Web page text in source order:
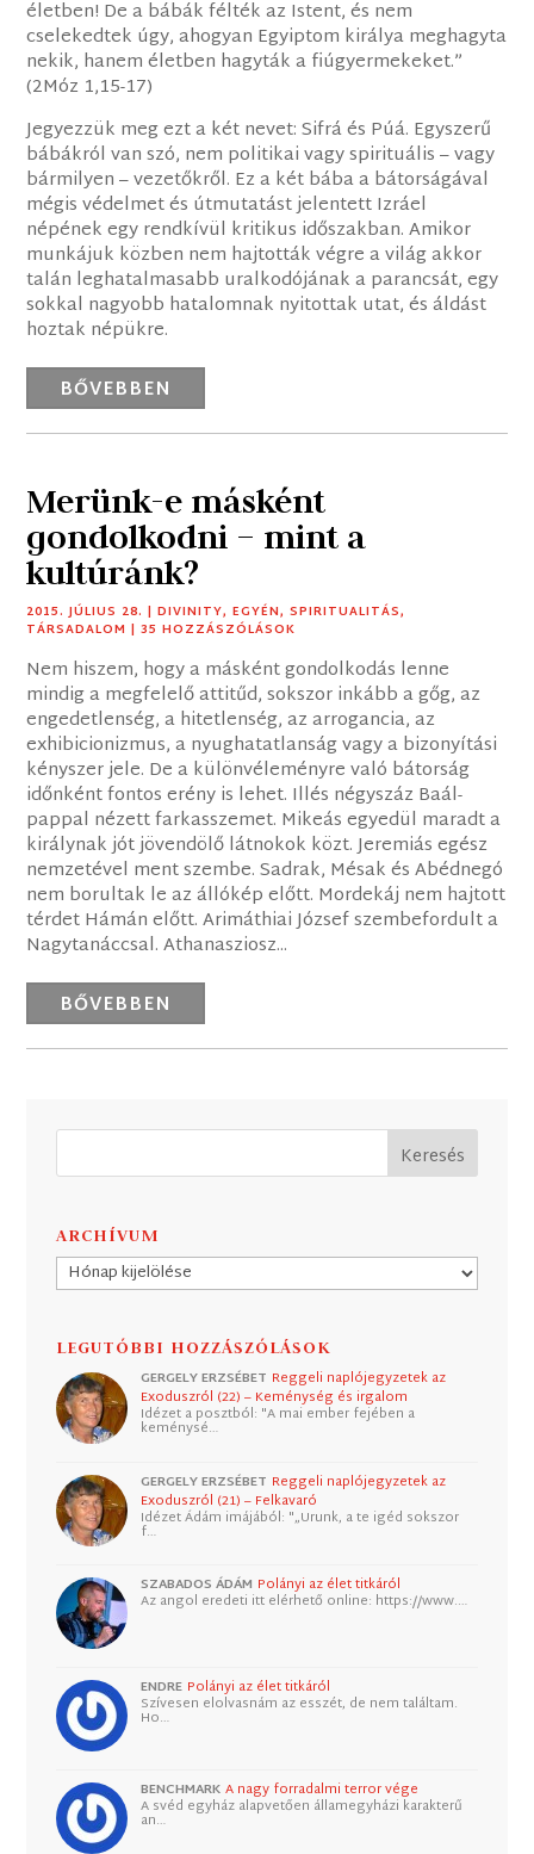
életben! De a bábák félték az Istent, és nem
cselekedtek úgy, ahogyan Egyiptom királya meghagyta
nekik, hanem életben hagyták a fiúgyermekeket.”
(2Móz 1,15-17)
Jegyezzük meg ezt a két nevet: Sifrá és Púá. Egyszerű
bábákról van szó, nem politikai vagy spirituális – vagy
bármilyen – vezetőkről. Ez a két bába a bátorságával
mégis védelmet és útmutatást jelentett Izráel
népének egy rendkívül kritikus időszakban. Amikor
munkájuk közben nem hajtották végre a világ akkor
talán leghatalmasabb uralkodójának a parancsát, egy
sokkal nagyobb hatalomnak nyitottak utat, és áldást
hoztak népükre.
BŐVEBBEN
Merünk-e másként
gondolkodni – mint a
kultúránk?
2015. JÚLIUS 28. |DIVINITY,EGYÉN,SPIRITUALITÁS,
TÁRSADALOM | 35 HOZZÁSZÓLÁSOK
Nem hiszem, hogy a másként gondolkodás lenne
mindig a megfelelő attitűd, sokszor inkább a gőg, az
engedetlenség, a hitetlenség, az arrogancia, az
exhibicionizmus, a nyughatatlanság vagy a bizonyítási
kényszer jele. De a különvéleményre való bátorság
időnként fontos erény is lehet. Illés négyszáz Baál-
pappal nézett farkasszemet. Mikeás egyedül maradt a
királynak jót jövendölő látnokok közt. Jeremiás egész
nemzetével ment szembe. Sadrak, Mésak és Abédnegó
nem borultak le az állókép előtt. Mordekáj nem hajtott
térdet Hámán előtt. Arimáthiai József szembefordult a
Nagytanáccsal. Athanasziosz...
BŐVEBBEN
ARCHÍVUM
Archívum
LEGUTÓBBI HOZZÁSZÓLÁSOK
GERGELY ERZSÉBET Reggeli naplójegyzetek az
Exoduszról (22) – Keménység és irgalom
Idézet a posztból: "A mai ember fejében a
keménysé…
GERGELY ERZSÉBET Reggeli naplójegyzetek az
Exoduszról (21) – Felkavaró
Idézet Ádám imájából: "„Urunk, a te igéd sokszor
f…
SZABADOS ÁDÁM Polányi az élet titkáról
Az angol eredeti itt elérhető online: https://www.…
ENDRE Polányi az élet titkáról
Szívesen elolvasnám az esszét, de nem találtam.
Ho…
BENCHMARK A nagy forradalmi terror vége
A svéd egyház alapvetően államegyházi karakterű
an…